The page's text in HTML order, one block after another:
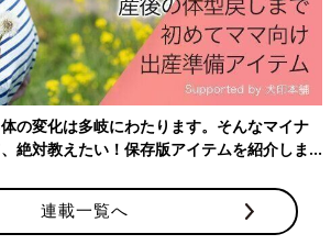
の変化は多岐にわたります。そんなマイナ
絶対教えたい！保存版アイテムを紹介しま
連載一覧へ